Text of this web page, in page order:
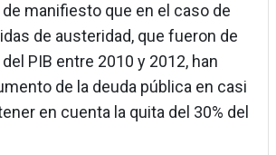
manifiesto que en el caso de
de austeridad, que fueron de
PIB entre 2010 y 2012, han
de la deuda pública en casi
en cuenta la quita del 30% del